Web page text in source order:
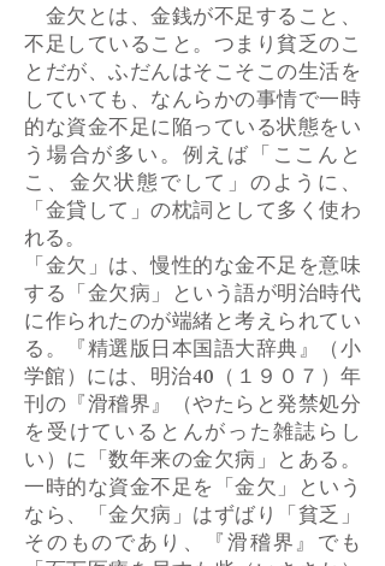
金欠とは、金銭が不足すること、
不足していること。つまり貧乏のこ
とだが、ふだんはそこそこの生活を
していても、なんらかの事情で一時
的な資金不足に陥っている状態をい
う場合が多い。例えば「ここんと
こ、金欠状態でして」のように、
「金貸して」の枕詞として多く使わ
れる。
「金欠」は、慢性的な金不足を意味
する「金欠病」という語が明治時代
に作られたのが端緒と考えられてい
る。『精選版日本国語大辞典』（小
学館）には、明治40（１９０７）年
刊の『滑稽界』（やたらと発禁処分
を受けているとんがった雑誌らし
い）に「数年来の金欠病」とある。
一時的な資金不足を「金欠」という
なら、「金欠病」はずばり「貧乏」
そのものであり、『滑稽界』でも